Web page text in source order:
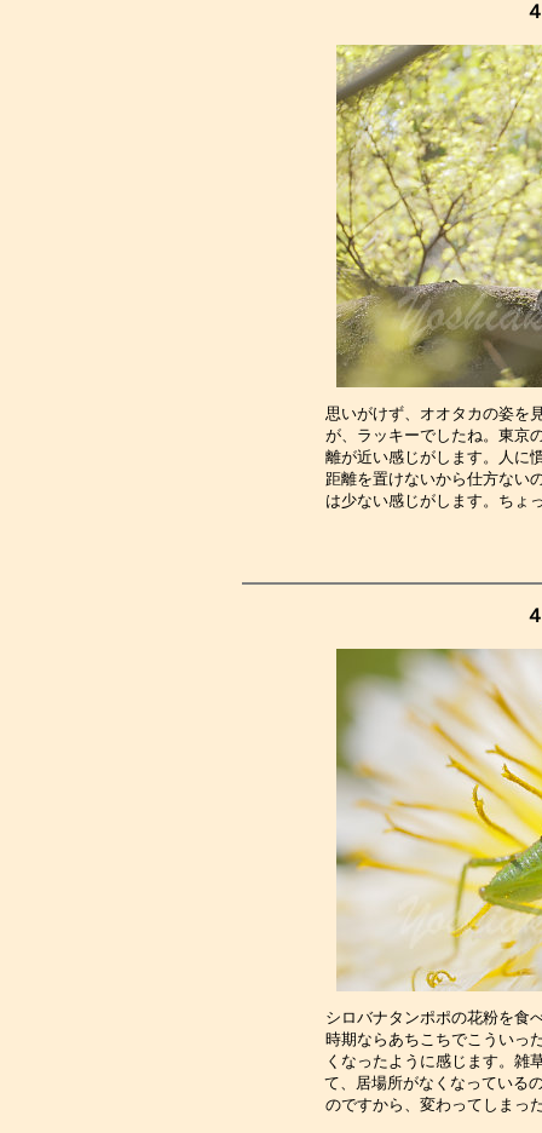
思いがけず、オオタカの姿を
が、ラッキーでしたね。東京
離が近い感じがします。人に
距離を置けないから仕方ない
は少ない感じがしま
シロバナタンポポの花粉を食
時期ならあちこちでこういっ
くなったように感じます。雑
て、居場所がなくなっている
のですから、変わってし